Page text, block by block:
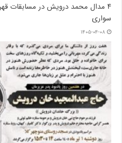
۴ مدال محمد درویش در مسابقات
سواری
۱۴۰۵-۰۴-۰۸